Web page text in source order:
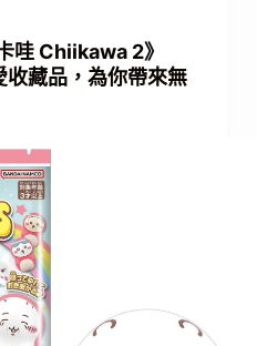
哇 Chiikawa 2》
藏品，為你帶來無